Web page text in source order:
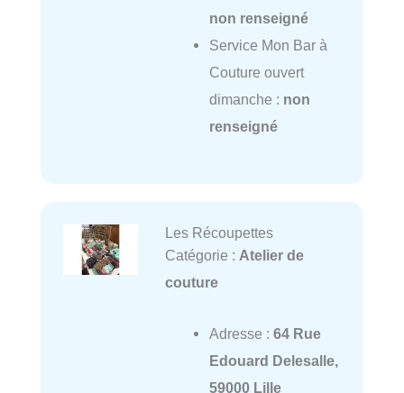
non renseigné
Service Mon Bar à
Couture ouvert
dimanche : non
renseigné
Les Récoupettes
Catégorie : Atelier de
couture
Adresse : 64 Rue
Edouard Delesalle,
59000 Lille